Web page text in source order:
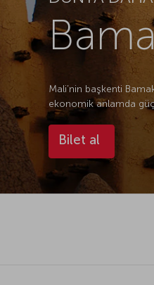
Mali’nin başkenti
ekonomik anlamda
Bilet al